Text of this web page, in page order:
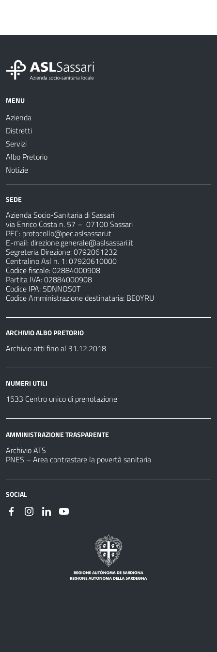
MENU
Azienda
Distretti
Servizi
Albo Pretorio
Notizie
SEDE
Azienda Socio-Sanitaria di Sassari
via Enrico Costa n. 57 – 07100 Sassari
PEC: protocollo@pec.aslsassari.it
E-mail:direzione.generale@aslsassari.it
Segreteria Direzione: 0792061232
Centralino Asl n. 1: 07920610000
Codice fiscale: 02884000908
Partita IVA: 02884000908
Codice IPA: 5DNNOS0T
Codice Amministrazione destinataria: BE0YRU
ARCHIVIO ALBO PRETORIO
Archivio atti fino al 31.12.2018
NUMERI UTILI
1533 Centro unico di prenotazione
AMMINISTRAZIONE TRASPARENTE
Archivio ATS
PNES – Area contrastare la povertà sanitaria
SOCIAL